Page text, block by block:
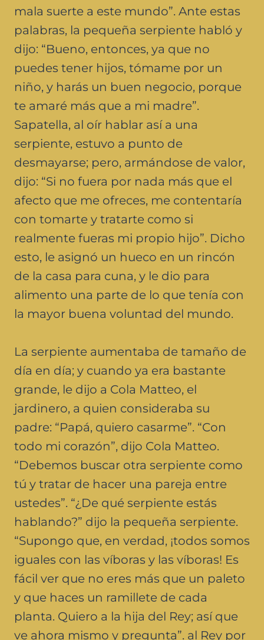
mala suerte a este mundo”. Ante estas
palabras, la pequeña serpiente habló y
dijo: “Bueno, entonces, ya que no
puedes tener hijos, tómame por un
niño, y harás un buen negocio, porque
te amaré más que a mi madre”.
Sapatella, al oír hablar así a una
serpiente, estuvo a punto de
desmayarse; pero, armándose de valor,
dijo: “Si no fuera por nada más que el
afecto que me ofreces, me contentaría
con tomarte y tratarte como si
realmente fueras mi propio hijo”. Dicho
esto, le asignó un hueco en un rincón
de la casa para cuna, y le dio para
alimento una parte de lo que tenía con
la mayor buena voluntad del mundo.
La serpiente aumentaba de tamaño de
día en día; y cuando ya era bastante
grande, le dijo a Cola Matteo, el
jardinero, a quien consideraba su
padre: “Papá, quiero casarme”. “Con
todo mi corazón”, dijo Cola Matteo.
“Debemos buscar otra serpiente como
tú y tratar de hacer una pareja entre
ustedes”. “¿De qué serpiente estás
hablando?” dijo la pequeña serpiente.
“Supongo que, en verdad, ¡todos somos
iguales con las víboras y las víboras! Es
fácil ver que no eres más que un paleto
y que haces un ramillete de cada
planta. Quiero a la hija del Rey; así que
ve ahora mismo y pregunta”. al Rey por